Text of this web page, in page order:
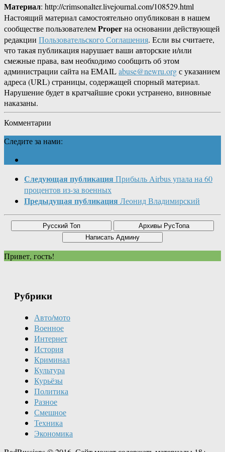
Материал: http://crimsonalter.livejournal.com/108529.html
Настоящий материал самостоятельно опубликован в нашем
сообществе пользователемProperна основании действующей
редакции Пользовательского Соглашения. Если вы считаете,
что такая публикация нарушает ваши авторские и/или
смежные права, вам необходимо сообщить об этом
администрации сайта на EMAILabuse@newru.orgс указанием
адреса (URL) страницы, содержащей спорный материал.
Нарушение будет в кратчайшие сроки устранено, виновные
наказаны.
Комментарии
Следите за нами:
Следующая публикация Прибыль Airbus упала на 60
процентов из-за военных
Предыдущая публикация Леонид Владимирский
Привет, гость!
Рубрики
Авто/мото
Военное
Интернет
История
Криминал
Культура
Курьёзы
Политика
Разное
Смешное
Техника
Экономика